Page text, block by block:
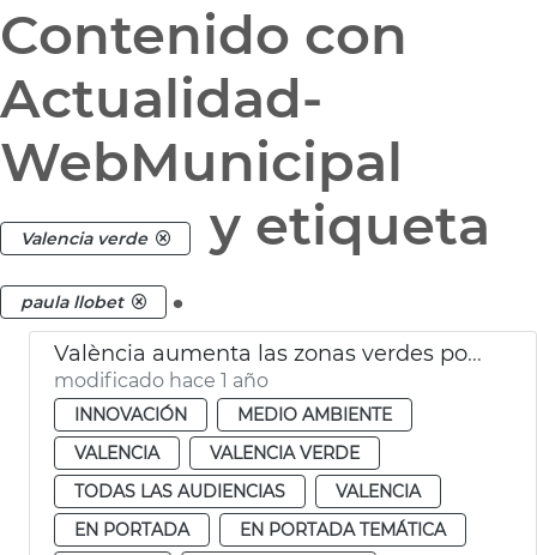
Contenido con
Actualidad-
WebMunicipal
Valencia verde y etiqueta
paula llobet .
València aumenta las zonas verdes por habitante
modificado hace 1 año
INNOVACIÓN
MEDIO AMBIENTE
VALENCIA
VALENCIA VERDE
TODAS LAS AUDIENCIAS
VALENCIA
EN PORTADA
EN PORTADA TEMÁTICA